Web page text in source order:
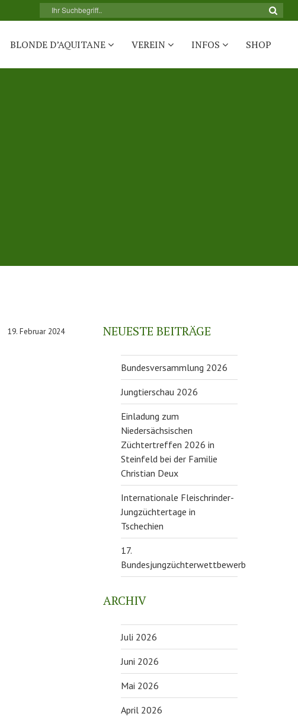
BLONDE D’AQUITANE VEREIN INFOS SHOP
19. Februar 2024 NEUESTE BEITRÄGE
Bundesversammlung 2026
Jungtierschau 2026
Einladung zum
Niedersächsischen
Züchtertreffen 2026 in
Steinfeld bei der Familie
Christian Deux
Internationale Fleischrinder-
Jungzüchtertage in
Tschechien
17.
Bundesjungzüchterwettbewerb
ARCHIV
Juli 2026
Juni 2026
Mai 2026
April 2026